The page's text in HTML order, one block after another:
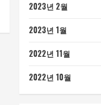
2023년 2월
2023년 1월
2022년 11월
2022년 10월